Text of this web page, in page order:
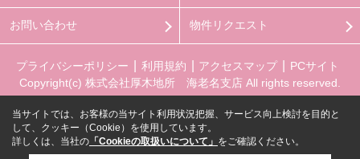
お問い合わせ 物件リクエスト
プライバシーポリシー 利用規約 アクセスマップ
PCサイト
Copyright(c) 株式会社厚木地所 海老名支店 All rights reserved.
当サイトでは、お客様の当サイト利用状況把握、サービス向上検討を目的と
して、クッキー（Cookie）を使用しています。
詳しくは、当社の 「Cookieの取扱いについて」 をご確認ください。